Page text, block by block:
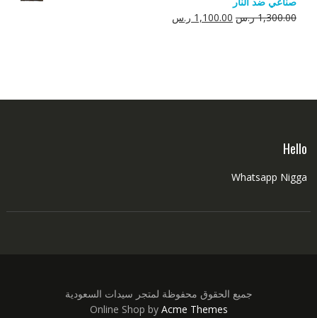
550.00 ر.س.
1,300.00 ر.س السعر
1,100.00 ر.سالسعر
Hello
Whatsapp Nigga
جميع الحقوق محفوظة لمتجر سيدات السعودية
Online Shop by Acme Themes